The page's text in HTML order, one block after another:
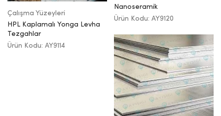
Çalışma Yüzeyleri
HPL Kaplamalı Yonga Levha
Tezgahlar
Ürün Kodu: AY9114
Nanoseramik
Ürün Kodu: AY9120